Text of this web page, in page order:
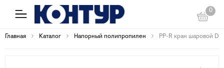
0
Главная Каталог Напорный полипропилен PP-R кран шаровой